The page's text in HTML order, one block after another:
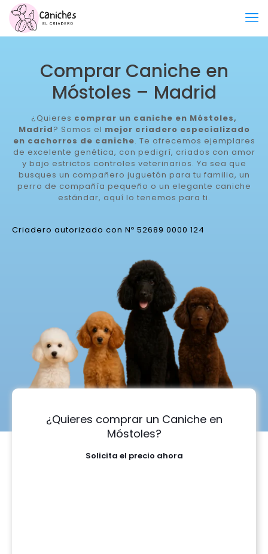
Comprar Caniche en
Móstoles – Madrid
¿Quieres comprar un caniche en Móstoles,
Madrid? Somos el mejor criadero especializado
en cachorros de caniche. Te ofrecemos ejemplares
de excelente genética, con pedigrí, criados con amor
y bajo estrictos controles veterinarios. Ya sea que
busques un compañero juguetón para tu familia, un
perro de compañía pequeño o un elegante caniche
estándar, aquí lo tenemos para ti.
Criadero autorizado con Nº 52689 0000 124
¿Quieres comprar un Caniche en
Móstoles?
Solicita el precio ahora